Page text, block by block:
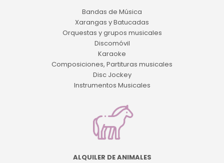
Bandas de Música
Xarangas y Batucadas
Orquestas y grupos musicales
Discomóvil
Karaoke
Composiciones, Partituras musicales
Disc Jockey
Instrumentos Musicales
ALQUILER DE ANIMALES